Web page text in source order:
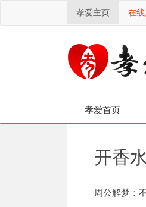
孝爱主页 在
孝爱首页
开香
周公解梦：